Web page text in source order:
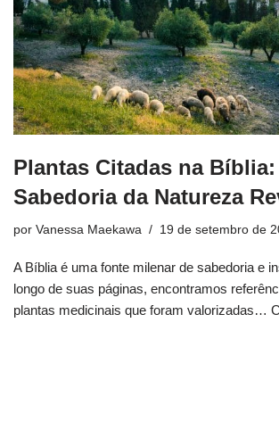
Plantas Citadas na Bíblia:
Sabedoria da Natureza
por Vanessa Maekawa 19 de setembro de
A Bíblia é uma fonte milenar de sabedoria e
longo de suas páginas, encontramos
plantas medicinais que foram valorizadas…